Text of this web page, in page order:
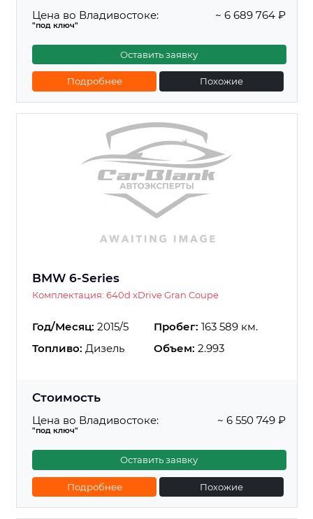
Цена во Владивостоке:
"под ключ"
~ 6 689 764 ₽
Оставить заявку
Подробнее Похожие
BMW 6-Series
Комплектация: 640d xDrive Gran Coupe
Год/Месяц: 2015/5 Пробег: 163 589 км.
Топливо: Дизель Объем: 2.993
Стоимость
Цена во Владивостоке:
"под ключ"
~ 6 550 749 ₽
Оставить заявку
Подробнее Похожие